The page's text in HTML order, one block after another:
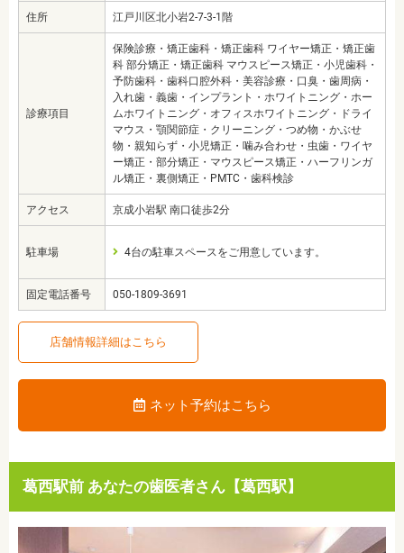
住所 江戸川区北小岩2-7-3-1階
診療項目
保険診療・矯正歯科・矯正歯科 ワイヤー矯正・矯正歯
科 部分矯正・矯正歯科 マウスピース矯正・小児歯科・
予防歯科・歯科口腔外科・美容診療・口臭・歯周病・
入れ歯・義歯・インプラント・ホワイトニング・ホー
ムホワイトニング・オフィスホワイトニング・ドライ
マウス・顎関節症・クリーニング・つめ物・かぶせ
物・親知らず・小児矯正・噛み合わせ・虫歯・ワイヤ
ー矯正・部分矯正・マウスピース矯正・ハーフリンガ
ル矯正・裏側矯正・PMTC・歯科検診
アクセス 京成小岩駅 南口徒歩2分
駐車場 4台の駐車スペースをご用意しています。
固定電話番号 050-1809-3691
店舗情報詳細はこちら
ネット予約はこちら
葛西駅前 あなたの歯医者さん【葛西駅】